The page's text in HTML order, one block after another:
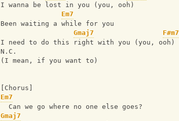
I wanna be lost in you (you, ooh)
Em7
Been waiting a while for you
Gmaj7
F#m7
I need to do this right with you (you, ooh)
N.C.
(I mean, if you want to)
[Chorus]
Em7
  Can we go where no one else goes?
Gmaj7